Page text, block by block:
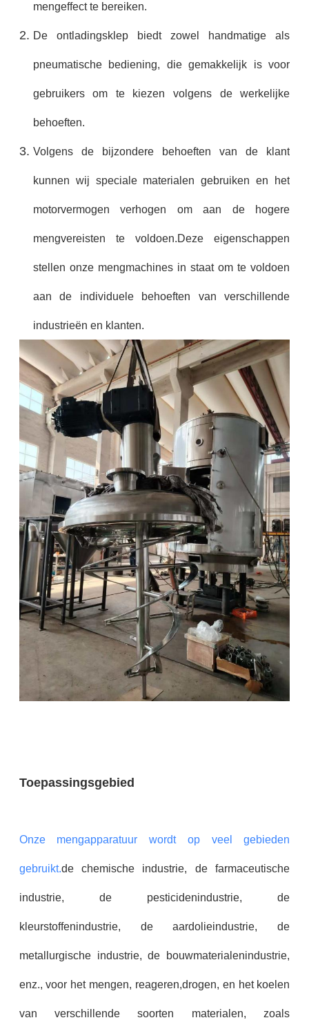
mengeffect te bereiken.
De ontladingsklep biedt zowel handmatige als
pneumatische bediening, die gemakkelijk is voor
gebruikers om te kiezen volgens de werkelijke
behoeften.
Volgens de bijzondere behoeften van de klant
kunnen wij speciale materialen gebruiken en het
motorvermogen verhogen om aan de hogere
mengvereisten te voldoen.Deze eigenschappen
stellen onze mengmachines in staat om te voldoen
aan de individuele behoeften van verschillende
industrieën en klanten.
Toepassingsgebied
Onze mengapparatuur wordt op veel gebieden
gebruikt.de chemische industrie, de farmaceutische
industrie, de pesticidenindustrie, de
kleurstoffenindustrie, de aardolieindustrie, de
metallurgische industrie, de bouwmaterialenindustrie,
enz., voor het mengen, reageren,drogen, en het koelen
van verschillende soorten materialen, zoals